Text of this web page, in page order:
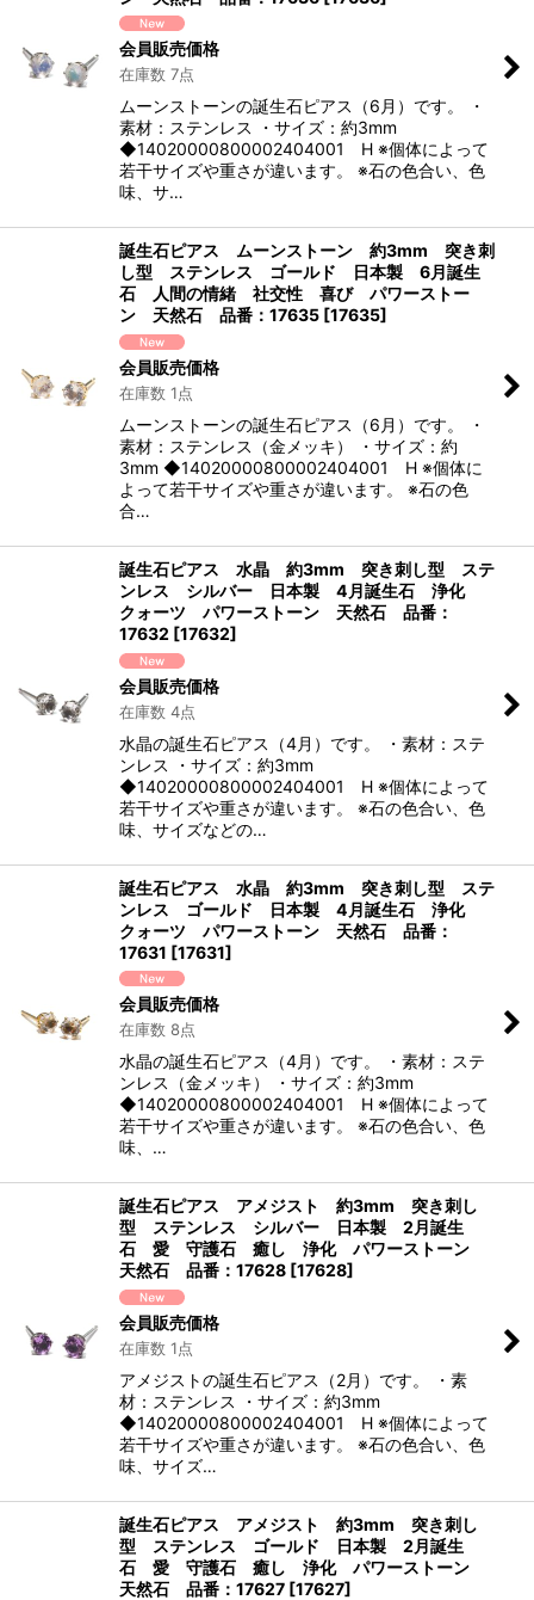
会員販売価格
在庫数 7点
ムーンストーンの誕生石ピアス（6月）です。 ・
素材：ステンレス ・サイズ：約3mm
◆14020000800002404001 H ※個体によって
若干サイズや重さが違います。 ※石の色合い、色
味、サ…
誕生石ピアス ムーンストーン 約3mm 突き刺
し型 ステンレス ゴールド 日本製 6月誕生
石 人間の情緒 社交性 喜び パワーストー
ン 天然石 品番：17635 [17635]
会員販売価格
在庫数 1点
ムーンストーンの誕生石ピアス（6月）です。 ・
素材：ステンレス（金メッキ） ・サイズ：約
3mm ◆14020000800002404001 H ※個体に
よって若干サイズや重さが違います。 ※石の色
合…
誕生石ピアス 水晶 約3mm 突き刺し型 ステ
ンレス シルバー 日本製 4月誕生石 浄化
クォーツ パワーストーン 天然石 品番：
17632 [17632]
会員販売価格
在庫数 4点
水晶の誕生石ピアス（4月）です。 ・素材：ステ
ンレス ・サイズ：約3mm
◆14020000800002404001 H ※個体によって
若干サイズや重さが違います。 ※石の色合い、色
味、サイズなどの…
誕生石ピアス 水晶 約3mm 突き刺し型 ステ
ンレス ゴールド 日本製 4月誕生石 浄化
クォーツ パワーストーン 天然石 品番：
17631 [17631]
会員販売価格
在庫数 8点
水晶の誕生石ピアス（4月）です。 ・素材：ステ
ンレス（金メッキ） ・サイズ：約3mm
◆14020000800002404001 H ※個体によって
若干サイズや重さが違います。 ※石の色合い、色
味、…
誕生石ピアス アメジスト 約3mm 突き刺し
型 ステンレス シルバー 日本製 2月誕生
石 愛 守護石 癒し 浄化 パワーストーン
天然石 品番：17628 [17628]
会員販売価格
在庫数 1点
アメジストの誕生石ピアス（2月）です。 ・素
材：ステンレス ・サイズ：約3mm
◆14020000800002404001 H ※個体によって
若干サイズや重さが違います。 ※石の色合い、色
味、サイズ…
誕生石ピアス アメジスト 約3mm 突き刺し
型 ステンレス ゴールド 日本製 2月誕生
石 愛 守護石 癒し 浄化 パワーストーン
天然石 品番：17627 [17627]